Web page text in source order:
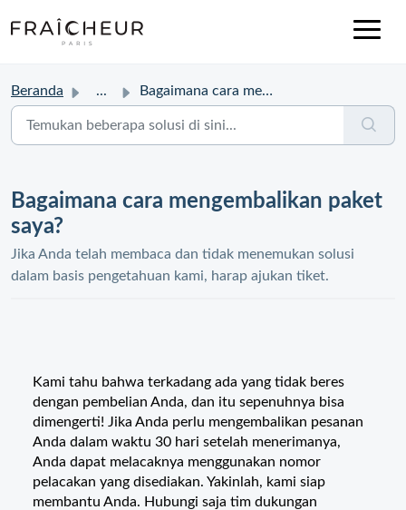
Beranda ... Bagaimana cara mengembalikan paket saya?
Bagaimana cara mengembalikan paket
saya?
Jika Anda telah membaca dan tidak menemukan solusi
dalam basis pengetahuan kami, harap ajukan tiket.
Kami tahu bahwa terkadang ada yang tidak beres
dengan pembelian Anda, dan itu sepenuhnya bisa
dimengerti! Jika Anda perlu mengembalikan pesanan
Anda dalam waktu 30 hari setelah menerimanya,
Anda dapat melacaknya menggunakan nomor
pelacakan yang disediakan. Yakinlah, kami siap
membantu Anda. Hubungi saja tim dukungan